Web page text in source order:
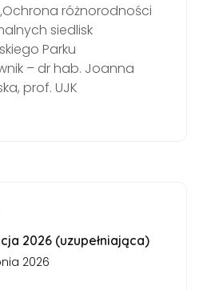
różnorodności
siedlisk
Parku
– dr hab. Joanna
prof. UJK
2026 (uzupełniająca)
2026